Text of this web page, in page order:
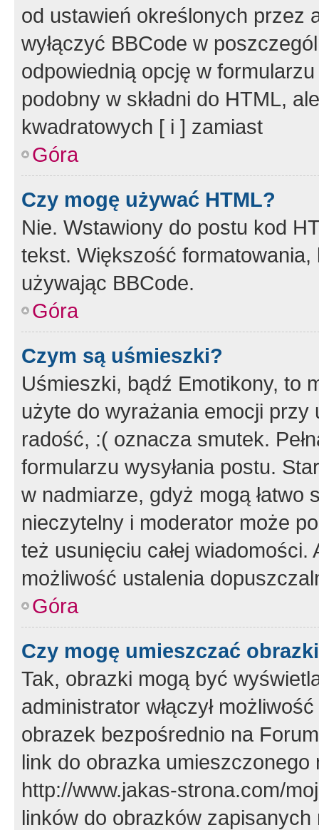
od ustawień określonych przez
wyłączyć BBCode w
odpowiednią opcję w
podobny w składni do HTML,
kwadratowych [ i ] zamiast
Góra
Czy mogę używać HTML?
Nie. Wstawiony do postu kod
tekst. Większość
używając BBCode.
Góra
Czym są uśmieszki?
Uśmieszki, bądź Emotikony, to
użyte do wyrażania emocji
radość, :( oznacza smutek.
formularzu wysyłania postu.
w nadmiarze, gdyż mogą
nieczytelny i moderator może
też usunięciu całej
możliwość ustalenia
Góra
Czy mogę umieszczać
Tak, obrazki mogą być
administrator włączył
obrazek bezpośrednio na
link do obrazka
http://www.jakas-strona.com/
linków do obrazków